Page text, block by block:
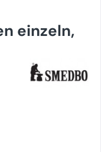
einzeln,